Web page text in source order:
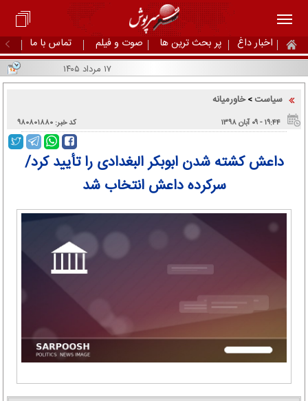
اخبار داغ پر بحث ترین ها صوت و فیلم تماس با ما
۱۷ مرداد ۱۴۰۵
سیاست >خاورمیانه
۱۹:۴۴ - ۰۹ آبان ۱۳۹۸ کد خبر: ۹۸۰۸۰۱۸۸۰
داعش کشته شدن ابوبکر البغدادی را تأیید کرد/
سرکرده داعش انتخاب شد